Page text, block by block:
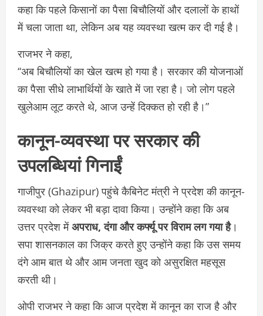
कहा कि पहले किसानों का पैसा बिचौलियों और दलालों के हाथों
में चला जाता था, लेकिन अब यह व्यवस्था खत्म कर दी गई है।
राजभर ने कहा,
“अब बिचौलियों का खेल खत्म हो गया है। सरकार की योजनाओं
का पैसा सीधे लाभार्थियों के खाते में जा रहा है। जो लोग पहले
खुलेआम लूट करते थे, आज उन्हें दिक्कत हो रही है।”
कानून-व्यवस्था पर सरकार की
उपलब्धियां गिनाईं
गाजीपुर (Ghazipur) पहुंचे कैबिनेट मंत्री ने प्रदेश की कानून-
व्यवस्था को लेकर भी बड़ा दावा किया। उन्होंने कहा कि अब
उत्तर प्रदेश मेंअपराध, दंगा और कर्फ्यू पर विराम लग गया है।
सपा शासनकाल का जिक्र करते हुए उन्होंने कहा कि उस समय
दंगे आम बात थे और आम जनता खुद को असुरक्षित महसूस
करती थी।
ओपी राजभर ने कहा कि आज प्रदेश में कानून का राज है और